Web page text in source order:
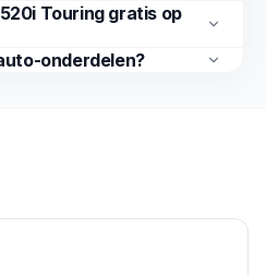
Touring gratis op
onderdelen?